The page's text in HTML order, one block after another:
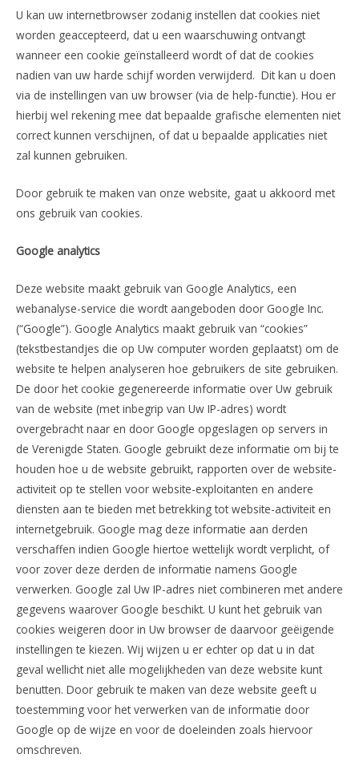
U kan uw internetbrowser zodanig instellen dat cookies niet
worden geaccepteerd, dat u een waarschuwing ontvangt
wanneer een cookie geïnstalleerd wordt of dat de cookies
nadien van uw harde schijf worden verwijderd. Dit kan u doen
via de instellingen van uw browser (via de help-functie). Hou er
hierbij wel rekening mee dat bepaalde grafische elementen niet
correct kunnen verschijnen, of dat u bepaalde applicaties niet
zal kunnen gebruiken.
Door gebruik te maken van onze website, gaat u akkoord met
ons gebruik van cookies.
Google analytics
Deze website maakt gebruik van Google Analytics, een
webanalyse-service die wordt aangeboden door Google Inc.
(“Google”). Google Analytics maakt gebruik van “cookies”
(tekstbestandjes die op Uw computer worden geplaatst) om de
website te helpen analyseren hoe gebruikers de site gebruiken.
De door het cookie gegenereerde informatie over Uw gebruik
van de website (met inbegrip van Uw IP-adres) wordt
overgebracht naar en door Google opgeslagen op servers in
de Verenigde Staten. Google gebruikt deze informatie om bij te
houden hoe u de website gebruikt, rapporten over de website-
activiteit op te stellen voor website-exploitanten en andere
diensten aan te bieden met betrekking tot website-activiteit en
internetgebruik. Google mag deze informatie aan derden
verschaffen indien Google hiertoe wettelijk wordt verplicht, of
voor zover deze derden de informatie namens Google
verwerken. Google zal Uw IP-adres niet combineren met andere
gegevens waarover Google beschikt. U kunt het gebruik van
cookies weigeren door in Uw browser de daarvoor geëigende
instellingen te kiezen. Wij wijzen u er echter op dat u in dat
geval wellicht niet alle mogelijkheden van deze website kunt
benutten. Door gebruik te maken van deze website geeft u
toestemming voor het verwerken van de informatie door
Google op de wijze en voor de doeleinden zoals hiervoor
omschreven.